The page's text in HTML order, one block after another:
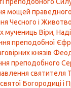
мощей
Чесного і
мучениць Віри,
преподобної
князів
преподобного
святителя
Богородиці і